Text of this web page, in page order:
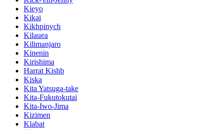
Kieyo
Kikai
Kikhpinych
Kilauea
Kilimanjaro
Kinenin
Kirishima
Harrat Kishb
Kiska
Kita Yatsuga-take
Kita-Fukutokutai
Kita-Iwo-Jima
Kizimen
Klabat